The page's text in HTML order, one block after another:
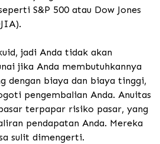
S&P 500 atau Dow Jones
jadi Anda tidak akan
jika Anda membutuhkannya
dengan biaya dan biaya tinggi,
pengembalian Anda. Anuitas
terpapar risiko pasar, yang
pendapatan Anda. Mereka
sulit dimengerti.